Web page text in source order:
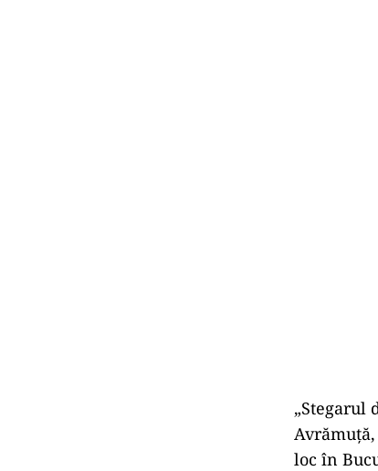
„Stegarul
loc în